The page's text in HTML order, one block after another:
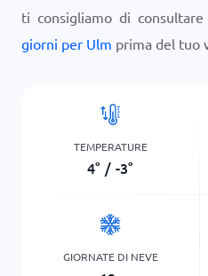
ti consigliamo di
giorni per Ulm prima del tuo
TEMPERATURE
4° / -3°
GIORNATE DI NEVE